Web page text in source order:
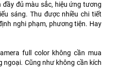
đủ màu sắc, hiệu ứng tương
sáng. Thu được nhiều chi tiết
nghi phạm, phương tiện. Hay
full color không cần mua
ngoại. Cũng như không cần kích